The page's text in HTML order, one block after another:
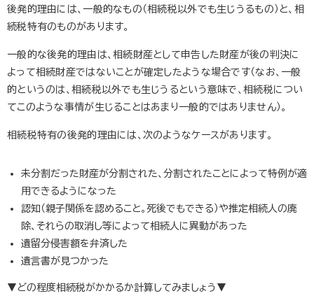
後発的理由には、一般的なもの（相続税以外でも生じうるもの）と、相
続税特有のものがあります。
一般的な後発的理由は、相続財産として申告した財産が後の判決に
よって相続財産ではないことが確定したような場合です（なお、一般
的というのは、相続税以外でも生じうるという意味で、相続税につい
てこのような事情が生じることはあまり一般的ではありません）。
相続税特有の後発的理由には、次のようなケースがあります。
未分割だった財産が分割された、分割されたことによって特例が適
用できるようになった
認知（親子関係を認めること。死後でもできる）や推定相続人の廃
除、それらの取消し等によって相続人に異動があった
遺留分侵害額を弁済した
遺言書が見つかった
▼どの程度相続税がかかるか計算してみましょう▼